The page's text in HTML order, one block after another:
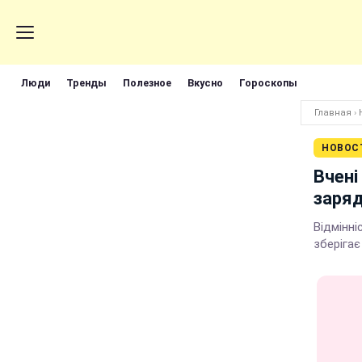
Люди Тренды Полезное Вкусно Гороскопы
Главная ›